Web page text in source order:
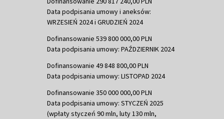
Data podpisania umowy i aneksów:
WRZESIEŃ 2024 i GRUDZIEŃ 2024
Dofinansowanie 539 800 000,00 PLN
Data podpisania umowy: PAŹDZIERNIK 2024
Dofinansowanie 49 848 800,00 PLN
Data podpisania umowy: LISTOPAD 2024
Dofinansowanie 350 000 000,00 PLN
Data podpisania umowy: STYCZEŃ 2025
(wpłaty styczeń 90 mln, luty 130 mln,